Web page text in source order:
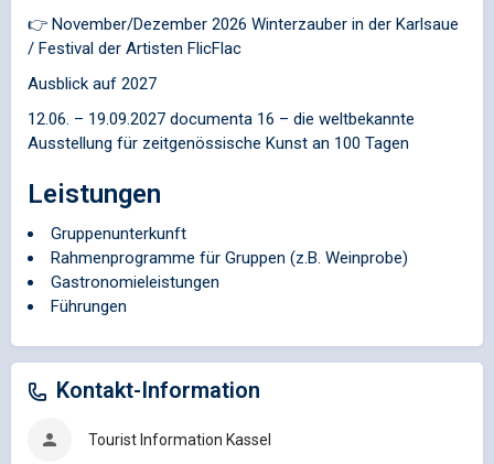
👉 November/Dezember 2026 Winterzauber in der Karlsaue
/ Festival der Artisten FlicFlac
Ausblick auf 2027
12.06. – 19.09.2027 documenta 16 – die weltbekannte
Ausstellung für zeitgenössische Kunst an 100 Tagen
Leistungen
Gruppenunterkunft
Rahmenprogramme für Gruppen (z.B. Weinprobe)
Gastronomieleistungen
Führungen
Kontakt-Information
Tourist Information Kassel